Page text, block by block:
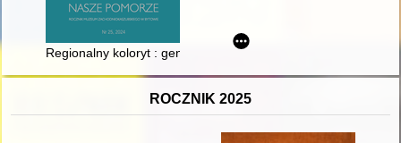
Regionalny koloryt : geneza i konteksty pieśniarskiej
ROCZNIK 2025